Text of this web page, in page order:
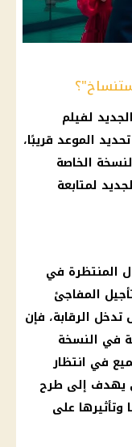
لفيلم
الموعد قريبًا،
الخاصة
لمتابعة
المنتظرة في
المفاجئ
الرقابة، فإن
في النسخة
في انتظار
يهدف إلى طرح
على